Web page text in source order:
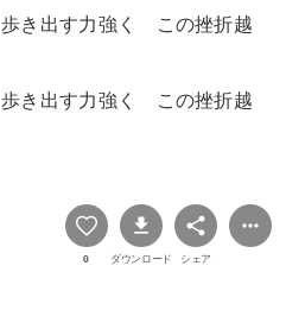
き出す力強く この挫折越
き出す力強く この挫折越
0 ダウンロード シェア